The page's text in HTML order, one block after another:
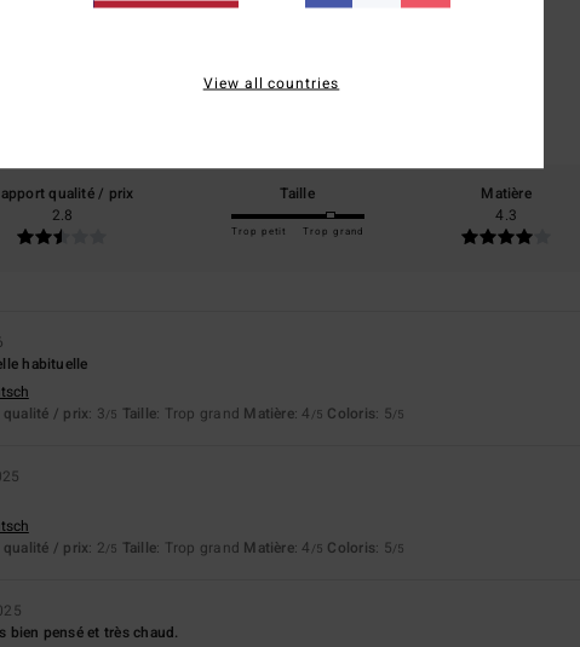
3.3
qualité / prix
2.8
Taille
Trop petit Trop grand
Matière
4.3
habituelle
qualité / prix: 3/5 Taille: Trop grand Matière: 4 /5 Coloris: 5/5
qualité / prix: 2/5 Taille: Trop grand Matière: 4 /5 Coloris: 5/5
bien pensé et très chaud.
View all countries